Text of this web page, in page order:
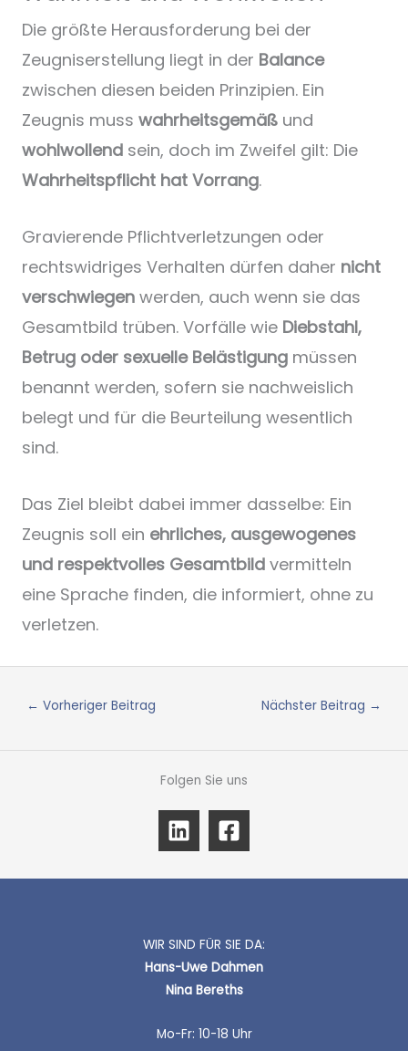
Die größte Herausforderung bei der
Zeugniserstellung liegt in der Balance
zwischen diesen beiden Prinzipien. Ein
Zeugnis muss wahrheitsgemäß und
wohlwollend sein, doch im Zweifel gilt: Die
Wahrheitspflicht hat Vorrang.
Gravierende Pflichtverletzungen oder
rechtswidriges Verhalten dürfen daher nicht
verschwiegen werden, auch wenn sie das
Gesamtbild trüben. Vorfälle wie Diebstahl,
Betrug oder sexuelle Belästigung müssen
benannt werden, sofern sie nachweislich
belegt und für die Beurteilung wesentlich
sind.
Das Ziel bleibt dabei immer dasselbe: Ein
Zeugnis soll ein ehrliches, ausgewogenes
und respektvolles Gesamtbild vermitteln
eine Sprache finden, die informiert, ohne zu
verletzen.
← Vorheriger Beitrag Nächster Beitrag →
Folgen Sie uns
WIR SIND FÜR SIE DA:
Hans-Uwe Dahmen
Nina Bereths
Mo-Fr: 10-18 Uhr